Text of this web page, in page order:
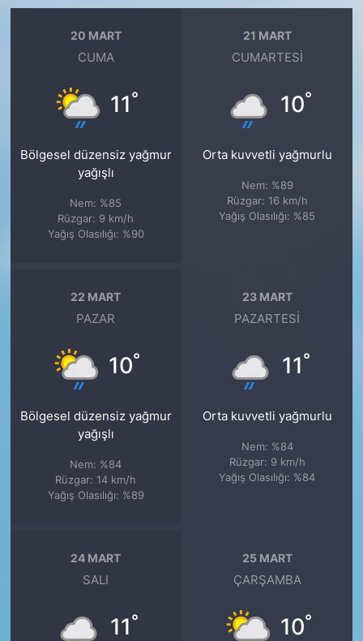
20 MART
CUMA
11°
Bölgesel düzensiz yağmur
yağışlı
Nem: %85
Rüzgar: 9 km/h
Yağış Olasılığı: %90
21 MART
CUMARTESI
10°
Orta kuvvetli yağmurlu
Nem: %89
Rüzgar: 16 km/h
Yağış Olasılığı: %85
22 MART
PAZAR
10°
Bölgesel düzensiz yağmur
yağışlı
Nem: %84
Rüzgar: 14 km/h
Yağış Olasılığı: %89
23 MART
PAZARTESI
11°
Orta kuvvetli yağmurlu
Nem: %84
Rüzgar: 9 km/h
Yağış Olasılığı: %84
24 MART
SALI
11°
25 MART
ÇARŞAMBA
10°